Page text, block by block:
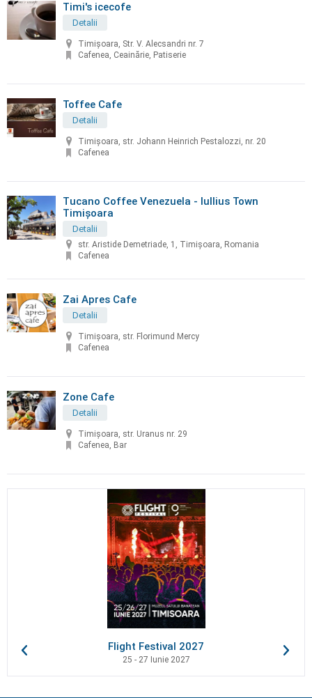
Timi's icecofe
Detalii
Timișoara, Str. V. Alecsandri nr. 7
Cafenea, Ceainărie, Patiserie
Toffee Cafe
Detalii
Timișoara, str. Johann Heinrich Pestalozzi, nr. 20
Cafenea
Tucano Coffee Venezuela - Iullius Town
Timișoara
Detalii
str. Aristide Demetriade, 1, Timișoara, Romania
Cafenea
Zai Apres Cafe
Detalii
Timișoara, str. Florimund Mercy
Cafenea
Zone Cafe
Detalii
Timișoara, str. Uranus nr. 29
Cafenea, Bar
Flight Festival 2027
25 - 27 Iunie 2027